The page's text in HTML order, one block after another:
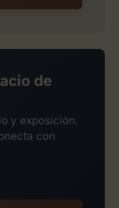
de
y exposición.
con